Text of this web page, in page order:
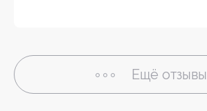
Ещё отзывы